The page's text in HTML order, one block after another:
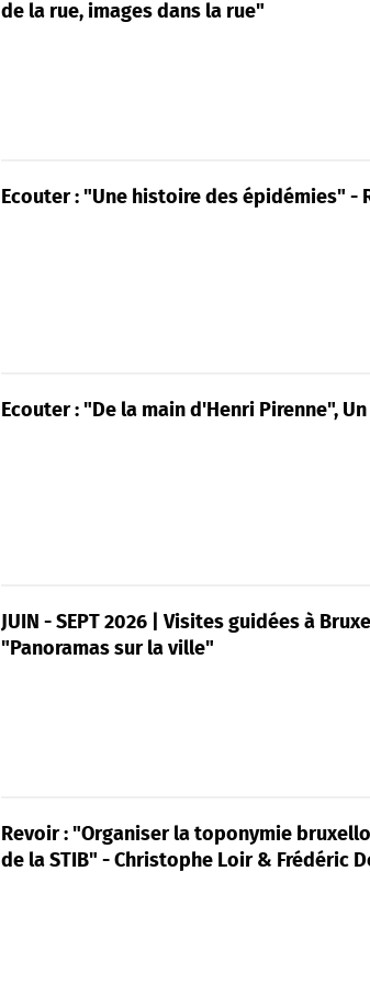
de la rue, images dans la rue"
Ecouter : "Une histoire des épidémies" -
Ecouter : "De la main d'Henri Pirenne",
JUIN - SEPT 2026 | Visites guidées à
"Panoramas sur la ville"
Revoir : "Organiser la toponymie
de la STIB" - Christophe Loir & Frédéric